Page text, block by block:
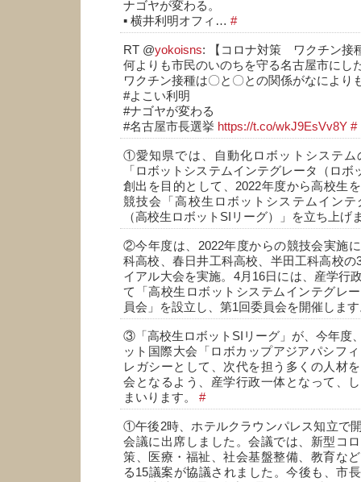
ナゴヤが変わる。
▪️ 横井利明オフィ… #
RT @yokoisns: 【コロナ対策 ワクチン接
何よりも市民のいのちを守る名古屋市にし
ワクチン接種は〇と〇との関係がなにより
#よこい利明
#ナゴヤが変わる
#名古屋市長選挙 https://t.co/wkJ9EsVv8Y #
①愛知県では、自動化ロボットシステム
「ロボットシステムインテグレータ（ロボ
創出を目的として、2022年度から高校生
競技会「高校生ロボットシステムイン
（高校生ロボットSIリーグ）」を立ち上げ
②今年度は、2022年度からの競技会実施
科高校、春日井工科高校、半田工科高校の
イアル大会を実施。4月16日には、産学行
て「高校生ロボットシステムインテグレ
員会」を設立し、第1回委員会を開催しま
③「高校生ロボットSIリーグ」が、今年度
ット国際大会「ロボカップアジアパシフ
レガシーとして、次代を担う多くの人材
会となるよう、産学行政一体となって、
まいります。 #
①午後2時、ホテルクラウンパレス知立で
会議に出席しました。会議では、新型コ
策、医療・福祉、社会基盤整備、教育な
る15議案が協議されました。今後も、市